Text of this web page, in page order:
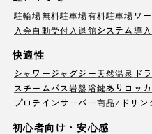
駐輪場無料駐車場有料駐車場ワ
入会自動受付 入退館システム導
快適性
シャワージャグジー天然温泉 ド
スチームバス岩盤浴鍵ありロッ
プロテインサーバー商品/ドリン
初心者向け・安心感